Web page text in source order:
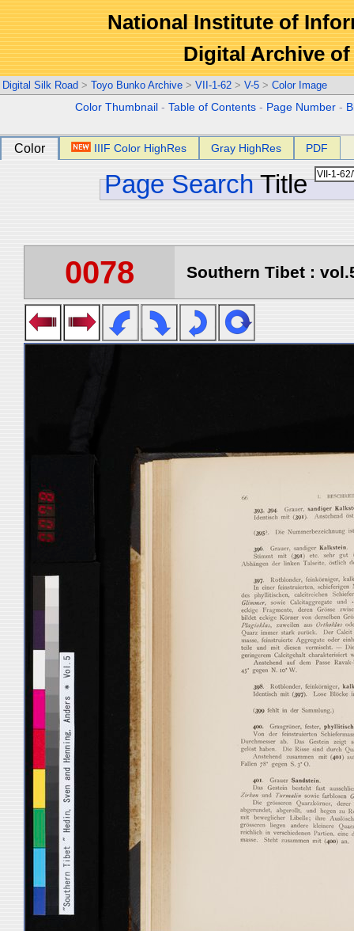
National Institute of
Digital Archive
Digital Silk Road > Toyo Bunko Archive > VII-1-62 > V-5 > Color Image
Color Thumbnail -Table of Contents - Page Number -
Color IIIF Color HighRes Gray HighRes PDF
Page Search Title
0078 Southern Tibet :